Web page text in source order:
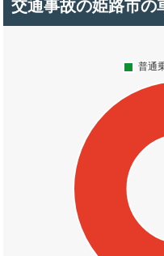
交通事故の姫路市の